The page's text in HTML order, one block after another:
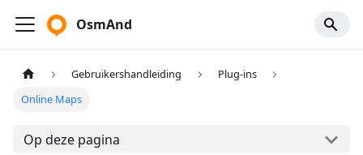
OsmAnd
Gebruikershandleiding
Plug-ins
Online Maps
Op deze pagina